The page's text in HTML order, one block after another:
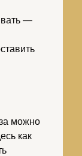
—
можно
как